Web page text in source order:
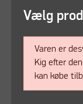
Vælg
Varen er
Kig efter
kan købe